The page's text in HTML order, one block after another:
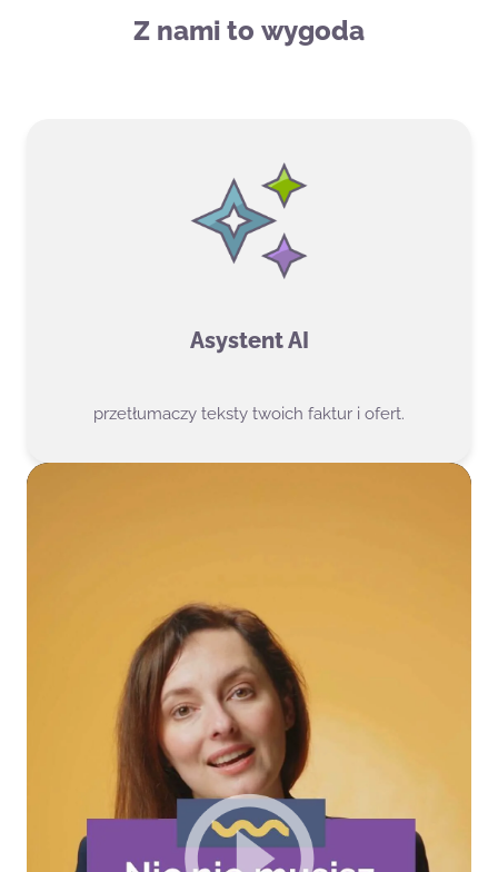
Z nami to wygoda
Asystent AI
przetłumaczy teksty twoich faktur i ofert.